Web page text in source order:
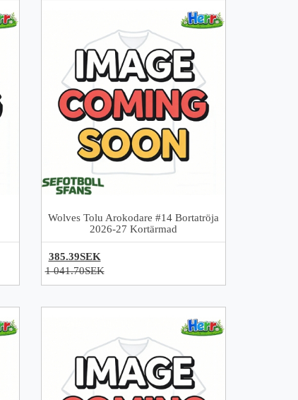
Wolves Tolu Arokodare #14 Bortatröja
2026-27 Kortärmad
385.39SEK
1 041.70SEK